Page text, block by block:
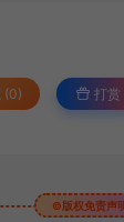
(0) 打赏
©版权免责声